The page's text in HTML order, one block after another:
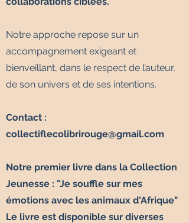
Notre approche repose sur un
accompagnement exigeant et
bienveillant, dans le respect de l’auteur,
de son univers et de ses intentions.
Contact :
collectiflecolibrirouge@gmail.com
Notre premier livre dans la Collection
Jeunesse : "Je souffle sur mes
émotions avec les animaux d'Afrique" ​
Le livre est disponible sur diverses